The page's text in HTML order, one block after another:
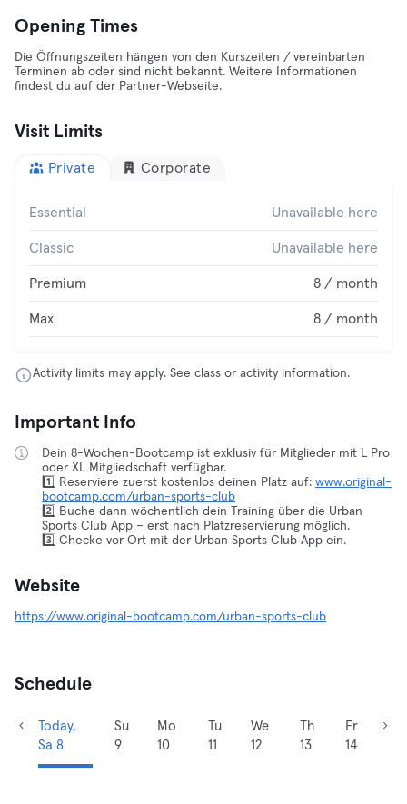
Opening Times
Die Öffnungszeiten hängen von den Kurszeiten / vereinbarten
Terminen ab oder sind nicht bekannt. Weitere Informationen
findest du auf der Partner-Webseite.
Visit Limits
Private Corporate
Essential Unavailable here
Classic Unavailable here
Premium 8 / month
Max 8 / month
Activity limits may apply. See class or activity information.
Important Info
Dein 8-Wochen-Bootcamp ist exklusiv für Mitglieder mit L Pro
oder XL Mitgliedschaft verfügbar.
1️⃣ Reserviere zuerst kostenlos deinen Platz auf: www.original-
bootcamp.com/urban-sports-club
2️⃣ Buche dann wöchentlich dein Training über die Urban
Sports Club App – erst nach Platzreservierung möglich.
3️⃣ Checke vor Ort mit der Urban Sports Club App ein.
Website
https://www.original-bootcamp.com/urban-sports-club
Schedule
Today,
Sa 8
Su
9
Mo
10
Tu
11
We
12
Th
13
Fr
14